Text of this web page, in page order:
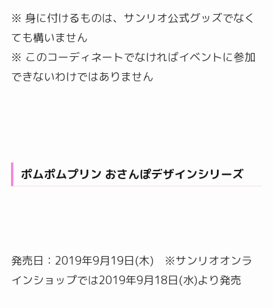
※ 身に付けるものは、サンリオ公式グッズでなく
ても構いません
※ このコーディネートでなければイベントに参加
できないわけではありません
ポムポムプリン おさんぽデザインシリーズ
発売日：2019年9月19日(木) ※サンリオオンラ
インショップでは2019年9月18日(水)より発売